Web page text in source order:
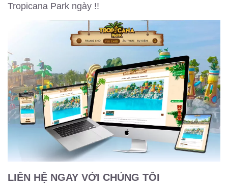
Tropicana Park ngày !!
LIÊN HỆ NGAY VỚI CHÚNG TÔI